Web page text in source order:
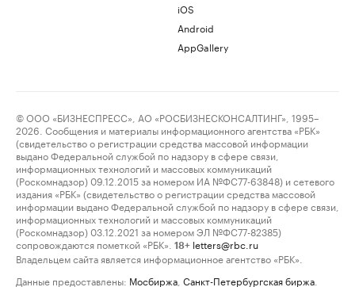
iOS
Android
AppGallery
© ООО «БИЗНЕСПРЕСС», АО «РОСБИЗНЕСКОНСАЛТИНГ», 1995–
2026. Сообщения и материалы информационного агентства «РБК»
(свидетельство о регистрации средства массовой информации
выдано Федеральной службой по надзору в сфере связи,
информационных технологий и массовых коммуникаций
(Роскомнадзор) 09.12.2015 за номером ИА №ФС77-63848) и сетевого
издания «РБК» (свидетельство о регистрации средства массовой
информации выдано Федеральной службой по надзору в сфере связи,
информационных технологий и массовых коммуникаций
(Роскомнадзор) 03.12.2021 за номером ЭЛ №ФС77-82385)
сопровождаются пометкой «РБК».
18+ letters@rbc.ru
Владельцем сайта является информационное агентство «РБК».
Данные предоставлены: Мосбиржа Санкт-Петербургская биржа